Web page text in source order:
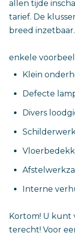
allen tijde
tarief. De
breed inzetbaar.
enkele
Klein
Defecte
Divers
Interne
Kortom! U kunt
terecht! Voor